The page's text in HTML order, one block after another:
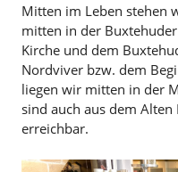
Mitten im Leben stehen
mitten in der
Kirche und dem
Nordviver bzw. dem
liegen wir mitten in der
sind auch aus dem
erreichbar.